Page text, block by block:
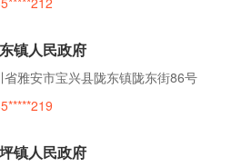
镇人民政府
省雅安市宝兴县陇东镇陇东街86号
镇人民政府